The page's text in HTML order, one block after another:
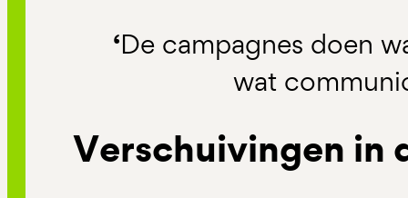
‘De campagnes doen
wat
Verschuivingen in